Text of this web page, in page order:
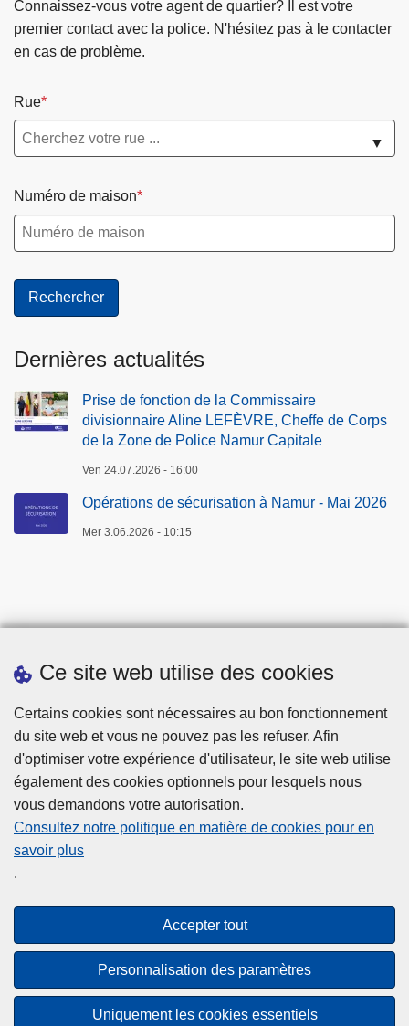
Ce site web utilise des cookies
Certains cookies sont nécessaires au bon fonctionnement
du site web et vous ne pouvez pas les refuser. Afin
d'optimiser votre expérience d'utilisateur, le site web utilise
également des cookies optionnels pour lesquels nous
vous demandons votre autorisation.
Consultez notre politique en matière de cookies pour en
savoir plus
.
Accepter tout
Personnalisation des paramètres
Uniquement les cookies essentiels
Connaissez-vous votre agent de quartier? Il est votre
premier contact avec la police. N'hésitez pas à le contacter
en cas de problème.
Rue
▼
Numéro de maison
Dernières actualités
Prise de fonction de la Commissaire
divisionnaire Aline LEFÈVRE, Cheffe de Corps
de la Zone de Police Namur Capitale
Ven 24.07.2026 - 16:00
Opérations de sécurisation à Namur - Mai 2026
Mer 3.06.2026 - 10:15
Téléchargements
Cookies
Accessibilité
© 2026 Police.be